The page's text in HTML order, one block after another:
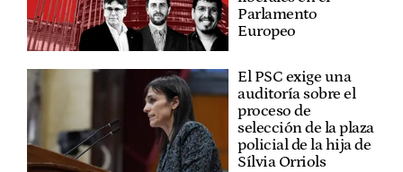
Parlamento
Europeo
El PSC exige una
auditoría sobre el
proceso de
selección de la plaza
policial de la hija de
Sílvia Orriols